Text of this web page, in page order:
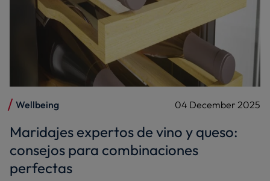
Wellbeing 04 December 2025
Maridajes expertos de vino y queso:
consejos para combinaciones
perfectas